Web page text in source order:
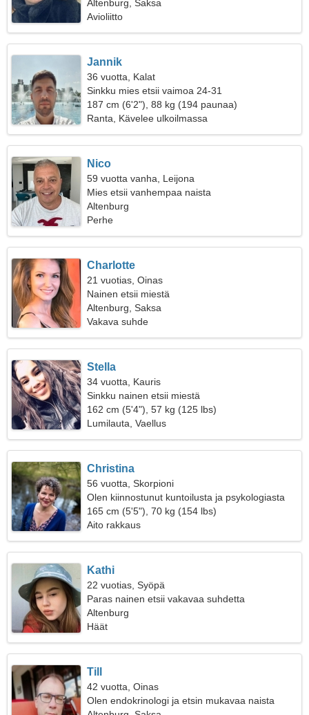
Altenburg, Saksa
Avioliitto
Jannik
36 vuotta, Kalat
Sinkku mies etsii vaimoa 24-31
187 cm (6'2"), 88 kg (194 paunaa)
Ranta, Kävelee ulkoilmassa
Nico
59 vuotta vanha, Leijona
Mies etsii vanhempaa naista
Altenburg
Perhe
Charlotte
21 vuotias, Oinas
Nainen etsii miestä
Altenburg, Saksa
Vakava suhde
Stella
34 vuotta, Kauris
Sinkku nainen etsii miestä
162 cm (5'4"), 57 kg (125 lbs)
Lumilauta, Vaellus
Christina
56 vuotta, Skorpioni
Olen kiinnostunut kuntoilusta ja psykologiasta
165 cm (5'5"), 70 kg (154 lbs)
Aito rakkaus
Kathi
22 vuotias, Syöpä
Paras nainen etsii vakavaa suhdetta
Altenburg
Häät
Till
42 vuotta, Oinas
Olen endokrinologi ja etsin mukavaa naista